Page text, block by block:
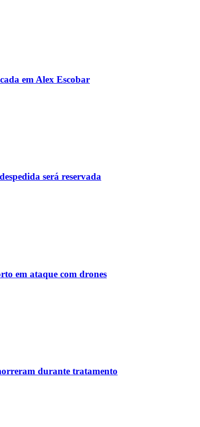
em Alex Escobar
será reservada
em ataque com drones
durante tratamento